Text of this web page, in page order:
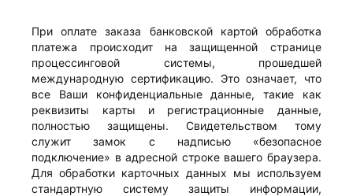
При оплате заказа банковской картой обработка
платежа происходит на защищенной странице
процессинговой системы, прошедшей
международную сертификацию. Это означает, что
все Ваши конфиденциальные данные, такие как
реквизиты карты и регистрационные данные,
полностью защищены. Свидетельством тому
служит замок с надписью «безопасное
подключение» в адресной строке вашего браузера.
Для обработки карточных данных мы используем
стандартную систему защиты информации,